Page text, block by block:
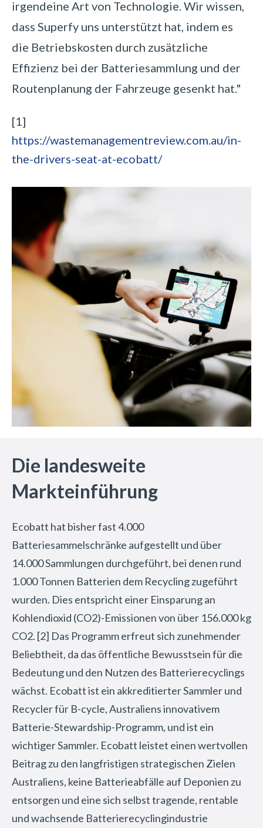
irgendeine Art von Technologie. Wir wissen,
dass Superfy uns unterstützt hat, indem es
die Betriebskosten durch zusätzliche
Effizienz bei der Batteriesammlung und der
Routenplanung der Fahrzeuge gesenkt hat."
[1]
https://wastemanagementreview.com.au/in-
the-drivers-seat-at-ecobatt/
Die landesweite
Markteinführung
Ecobatt hat bisher fast 4.000
Batteriesammelschränke aufgestellt und über
14.000 Sammlungen durchgeführt, bei denen rund
1.000 Tonnen Batterien dem Recycling zugeführt
wurden. Dies entspricht einer Einsparung an
Kohlendioxid (CO2)-Emissionen von über 156.000 kg
CO2. [2] Das Programm erfreut sich zunehmender
Beliebtheit, da das öffentliche Bewusstsein für die
Bedeutung und den Nutzen des Batterierecyclings
wächst. Ecobatt ist ein akkreditierter Sammler und
Recycler für B-cycle, Australiens innovativem
Batterie-Stewardship-Programm, und ist ein
wichtiger Sammler. Ecobatt leistet einen wertvollen
Beitrag zu den langfristigen strategischen Zielen
Australiens, keine Batterieabfälle auf Deponien zu
entsorgen und eine sich selbst tragende, rentable
und wachsende Batterierecyclingindustrie